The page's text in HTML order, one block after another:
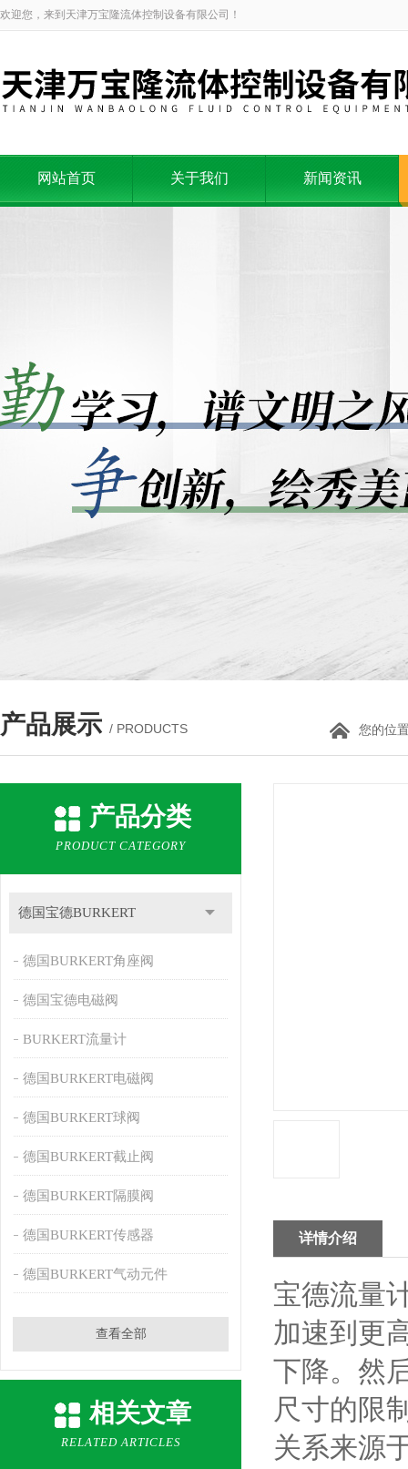
欢迎您，来到天津万宝隆流体控制设备有限公司！
网站首页 关于我们 新闻资讯
产品展示 / PRODUCTS 您的位
产品分类
PRODUCT CATEGORY
德国宝德BURKERT
德国BURKERT角座阀
德国宝德电磁阀
BURKERT流量计
德国BURKERT电磁阀
德国BURKERT球阀
德国BURKERT截止阀
德国BURKERT隔膜阀
德国BURKERT传感器
德国BURKERT气动元件
查看全部
相关文章
RELATED ARTICLES
详情介绍
宝德流量
加速到更
下降。然
尺寸的限
关系来源